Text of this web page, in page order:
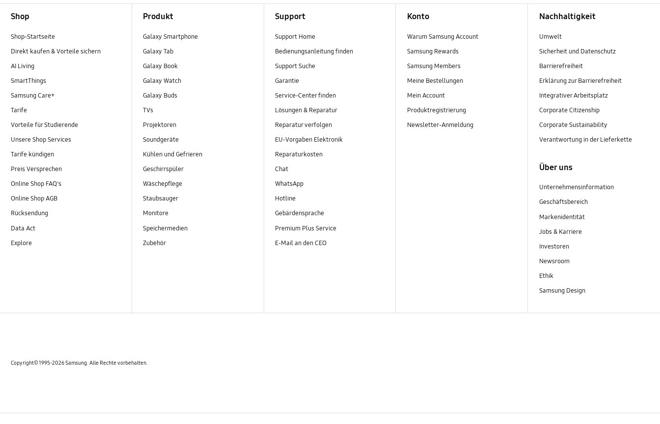
Shop
Shop-Startseite
Direkt kaufen & Vorteile sichern
AI Living
SmartThings
Samsung Care+
Tarife
Vorteile für Studierende
Unsere Shop Services
Tarife kündigen
Preis Versprechen
Online Shop FAQ's
Online Shop AGB
Rücksendung
Data Act
Explore
Produkt
Galaxy Smartphone
Galaxy Tab
Galaxy Book
Galaxy Watch
Galaxy Buds
TVs
Projektoren
Soundgeräte
Kühlen und Gefrieren
Geschirrspüler
Wäschepflege
Staubsauger
Monitore
Speichermedien
Zubehör
Support
Support Home
Bedienungsanleitung finden
Support Suche
Garantie
Service-Center finden
Lösungen & Reparatur
Reparatur verfolgen
EU-Vorgaben Elektronik
Reparaturkosten
Chat
WhatsApp
Hotline
Gebärdensprache
Premium Plus Service
E-Mail an den CEO
Konto
Warum Samsung Account
Samsung Rewards
Samsung Members
Meine Bestellungen
Mein Account
Produktregistrierung
Newsletter-Anmeldung
Nachhaltigkeit
Umwelt
Sicherheit und Datenschutz
Barrierefreiheit
Erklärung zur Barrierefreiheit
Integrativer Arbeitsplatz
Corporate Citizenship
Corporate Sustainability
Verantwortung in der Lieferkette
Über uns
Unternehmensinformation
Geschäftsbereich
Markenidentität
Jobs & Karriere
Investoren
Newsroom
Ethik
Samsung Design
Copyright© 1995-2026 Samsung. Alle Rechte vorbehalten.